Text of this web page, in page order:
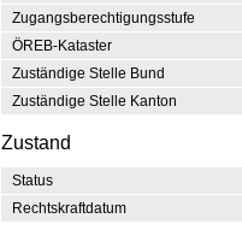
Zugangsberechtigungsstufe
ÖREB-Kataster
Zuständige Stelle Bund
Zuständige Stelle Kanton
Zustand
Status
Rechtskraftdatum